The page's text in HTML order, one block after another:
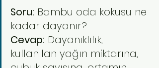
Soru: Bambu oda kokusu ne
kadar dayanır?
Cevap: Dayanıklılık,
kullanılan yağın miktarına,